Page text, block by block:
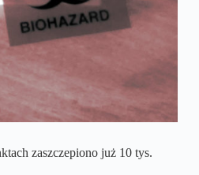
zaszczepiono już 10 tys.